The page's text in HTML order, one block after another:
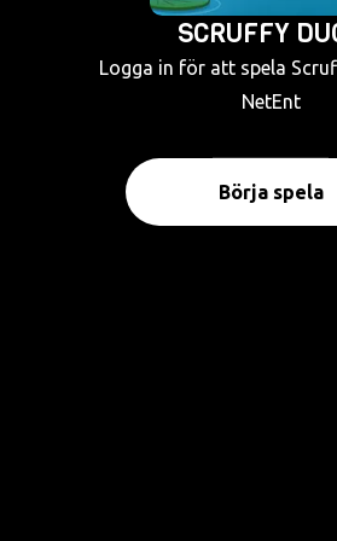
SCRUFFY
Logga in för att spela
NetEnt
Börja spela